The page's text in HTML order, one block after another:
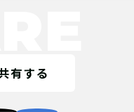
有する